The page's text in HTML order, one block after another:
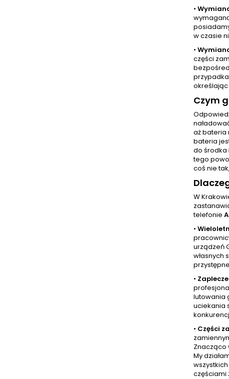
•
w czasie
•
części
określając
Czym
aż bateria
bateria
do środka
tego
coś nie
W
telefonie
•
urządzeń
własnych
•
lutowania
uciekania
• Części
Znacząco
My
częściami